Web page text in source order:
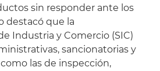
sin responder ante los
destacó que la
Industria y Comercio (SIC)
sancionatorias y
las de inspección,